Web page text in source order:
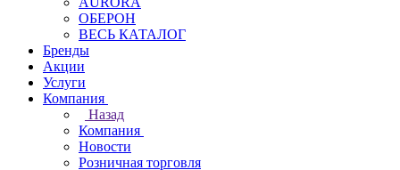
ОБЕРОН
ВЕСЬ КАТАЛОГ
Бренды
Акции
Услуги
Компания
Назад
Компания
Новости
Розничная торговля